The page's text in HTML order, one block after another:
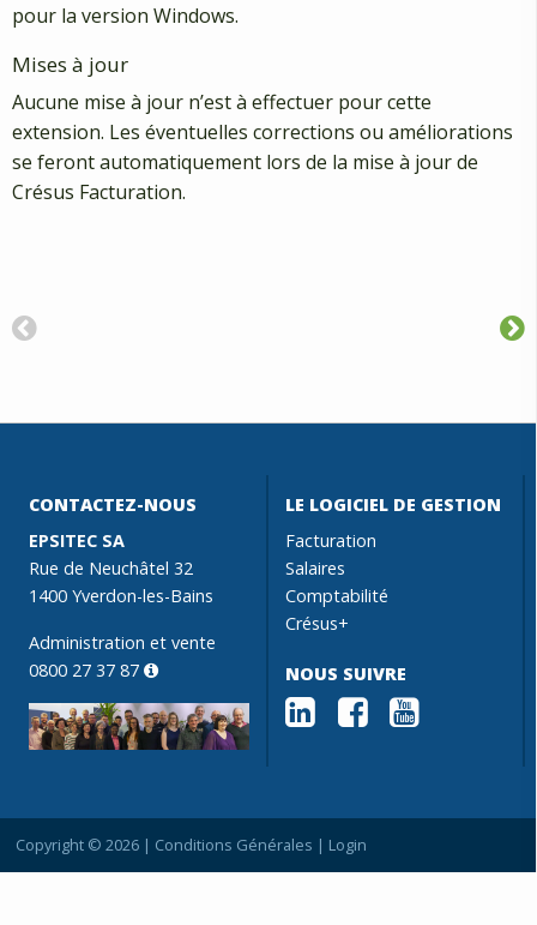
pour la version Windows.
Mises à jour
Aucune mise à jour n’est à effectuer pour cette
extension. Les éventuelles corrections ou améliorations
se feront automatiquement lors de la mise à jour de
Crésus Facturation.
CONTACTEZ-NOUS
EPSITEC SA
Rue de Neuchâtel 32
1400 Yverdon-les-Bains
Administration et vente
0800 27 37 87
LE LOGICIEL DE GESTION
Facturation
Salaires
Comptabilité
Crésus+
NOUS SUIVRE
Copyright © 2026 | Conditions Générales | Login